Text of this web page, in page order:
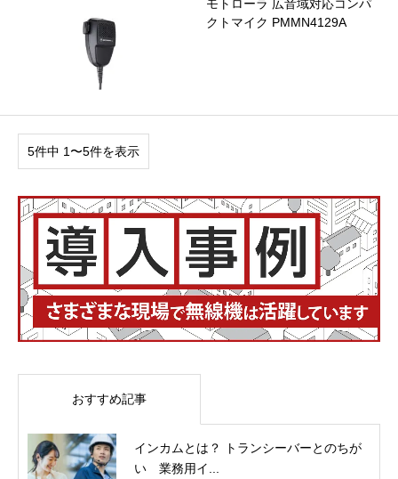
モトローラ 広音域対応コンパ
クトマイク PMMN4129A
5件中 1〜5件を表示
おすすめ記事
インカムとは？ トランシーバーとのちが
い 業務用イ...